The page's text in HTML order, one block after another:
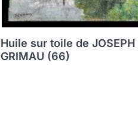
Huile sur toile de JOSEPH
GRIMAU (66)